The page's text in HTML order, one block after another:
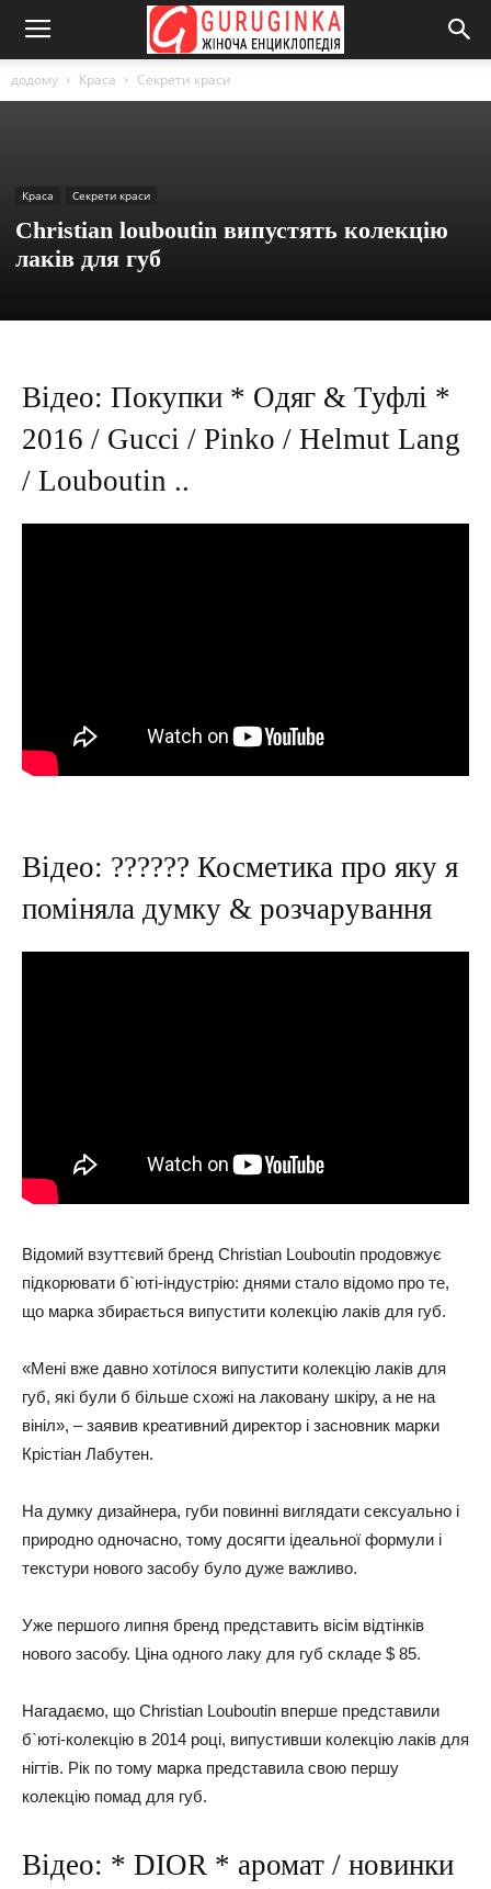
додому Краса Секрети краси
Краса Секрети краси
Christian louboutin випустять колекцію
лаків для губ
Відео: Покупки * Одяг & Туфлі *
2016 / Gucci / Pinko / Helmut Lang
/ Louboutin ..
Відео: ?????? Косметика про яку я
поміняла думку & розчарування
Відомий взуттєвий бренд Christian Louboutin продовжує
підкорювати б`юті-індустрію: днями стало відомо про те,
що марка збирається випустити колекцію лаків для губ.
«Мені вже давно хотілося випустити колекцію лаків для
губ, які були б більше схожі на лаковану шкіру, а не на
вініл», – заявив креативний директор і засновник марки
Крістіан Лабутен.
На думку дизайнера, губи повинні виглядати сексуально і
природно одночасно, тому досягти ідеальної формули і
текстури нового засобу було дуже важливо.
Уже першого липня бренд представить вісім відтінків
нового засобу. Ціна одного лаку для губ складе $ 85.
Нагадаємо, що Christian Louboutin вперше представили
б`юті-колекцію в 2014 році, випустивши колекцію лаків для
нігтів. Рік по тому марка представила свою першу
колекцію помад для губ.
Відео: * DIOR * аромат / новинки